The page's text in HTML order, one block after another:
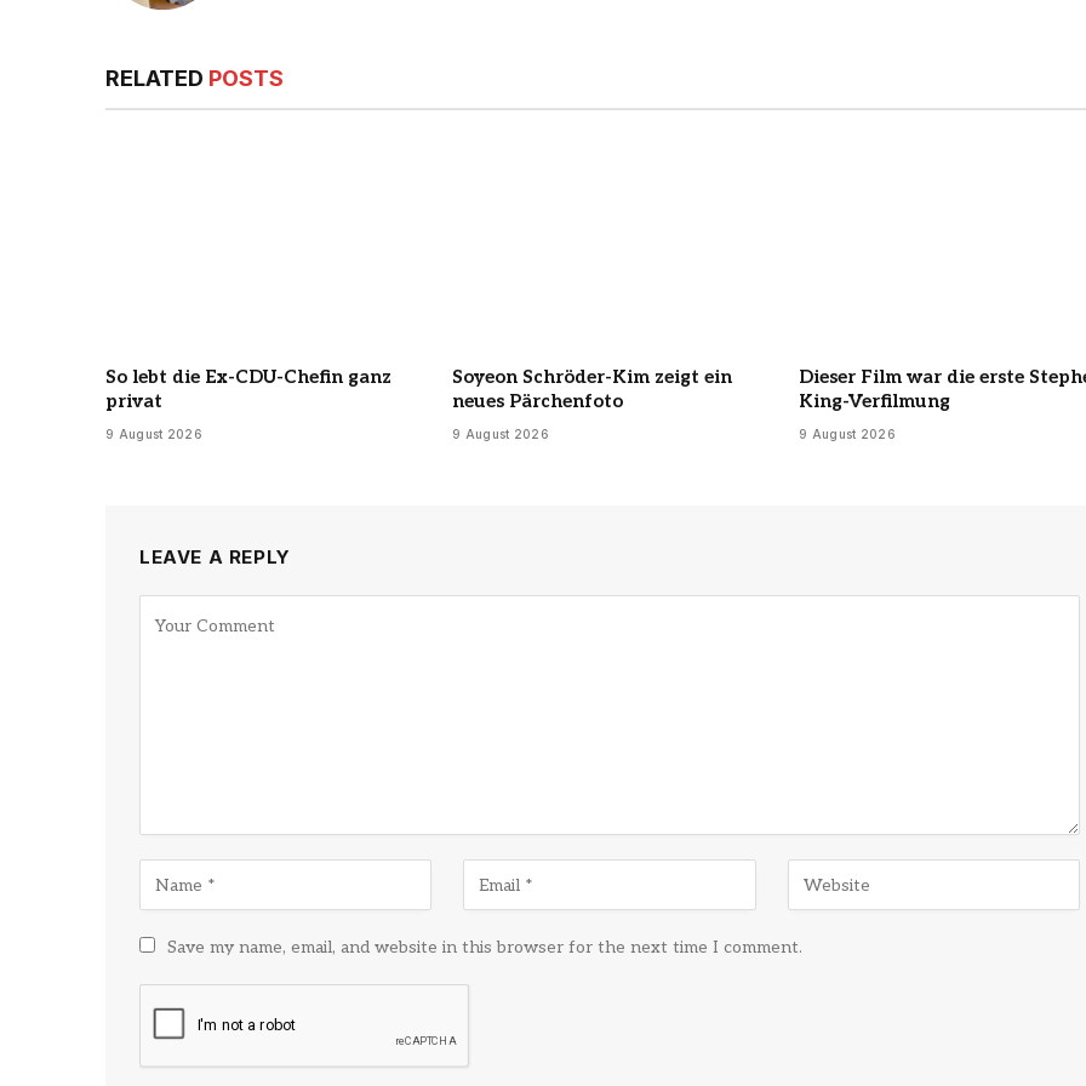
RELATED POSTS
So lebt die Ex-CDU-Chefin ganz
privat
9 August 2026
Soyeon Schröder-Kim zeigt ein
neues Pärchenfoto
9 August 2026
Dieser Film war die erste
King-Verfilmung
9 August 2026
LEAVE A REPLY
Save my name, email, and website in this browser for the next time I comment.